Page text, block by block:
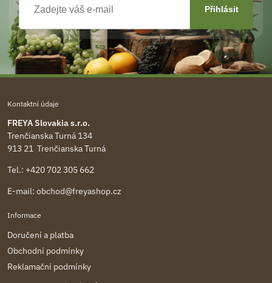
Kontaktní údaje
FREYA Slovakia s.r.o.
Trenčianska Turná 134
913 21 Trenčianska Turná
Tel.: +420 702 305 662
E-mail: obchod@freyashop.cz
Informace
Doručení a platba
Obchodní podmínky
Reklamační podmínky